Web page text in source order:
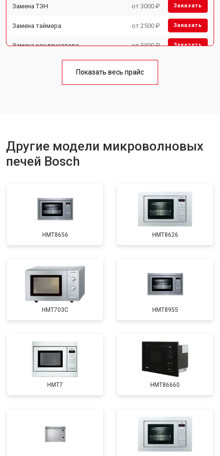
Замена ТЭН от 3000 ₽ Заказать
Замена таймера от 2500 ₽ Заказать
Замена конденсатора от 3500 ₽ Заказать
Ремонт платы управления
Замена лампочки от 2400 ₽
Показать весь прайс
Другие модели микроволновых
печей Bosch
HMT8656 HMT8626
HMT703C HMT8955
HMT7 HMT86660